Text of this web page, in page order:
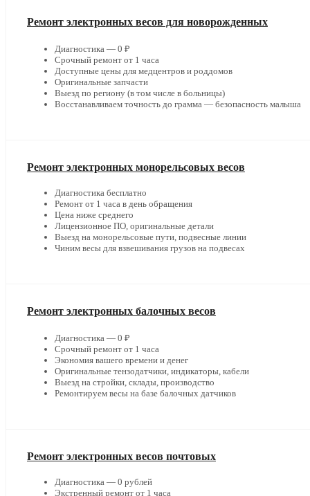
Ремонт электронных весов для новорожденных
Диагностика — 0 ₽
Срочный ремонт от 1 часа
Доступные цены для медцентров и роддомов
Оригинальные запчасти
Выезд по региону (в том числе в больницы)
Восстанавливаем точность до грамма — безопасность малыша
Ремонт электронных монорельсовых весов
Диагностика бесплатно
Ремонт от 1 часа в день обращения
Цена ниже среднего
Лицензионное ПО, оригинальные детали
Выезд на монорельсовые пути, подвесные линии
Чиним весы для взвешивания грузов на подвесах
Ремонт электронных балочных весов
Диагностика — 0 ₽
Срочный ремонт от 1 часа
Экономия вашего времени и денег
Оригинальные тензодатчики, индикаторы, кабели
Выезд на стройки, склады, производство
Ремонтируем весы на базе балочных датчиков
Ремонт электронных весов почтовых
Диагностика — 0 рублей
Экстренный ремонт от 1 часа